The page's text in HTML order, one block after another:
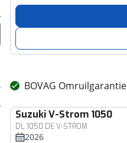
BOVAG Omruilgarantie
Suzuki V-Strom 1050
DL 1050 DE V-STROM
2026